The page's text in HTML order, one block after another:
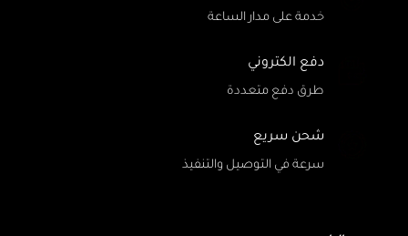
خدمة على مدار الساعة
دفع الكتروني
طرق دفع متعددة
شحن سريع
سرعة في التوصيل والتنفيذ